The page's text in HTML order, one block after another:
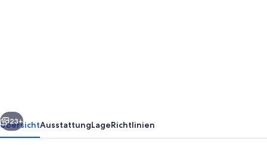
Natur
Weiter
23+
ÜbersichtAusstattungLageRichtlinien